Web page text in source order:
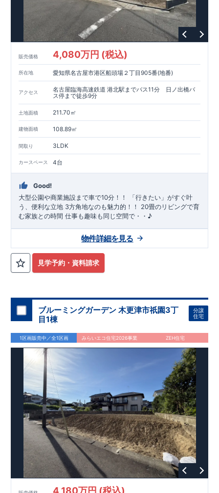
販売価格 4,080万円 (税込)
所在地 愛知県名古屋市港区船頭場２丁目905番(地番)
アクセス
名古屋臨海高速鉄道 港北駅までバス11分 日ノ出橋バ
ス停まで徒歩9分
土地面積 211.70㎡
建物面積 108.89㎡
間取り 3LDK
カースペース 4台
Good!
大型公園や商業施設まで車で10分！！ 「行きたい」がすぐ叶
う、便利な立地 3方角地なのも魅力的！！ 20畳のリビングで育
む家族との時間 仕事も趣味も同じ空間で・・♪
見学予約・資料請求
物件詳細を見る
ブルーミングガーデン 木更津市祇園3丁
目1棟
分譲
住宅
1区画販売中／全1区画 みらいエコ住宅2026事業 ZEH住宅
4,180万円 (税込)